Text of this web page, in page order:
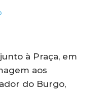
à Praça, em
aos
do Burgo,